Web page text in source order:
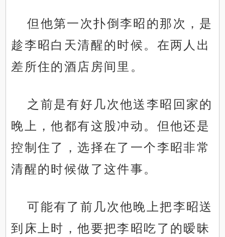
但他第一次扑倒李昭的那次，是
趁李昭白天清醒的时候。在两人出
差所住的酒店房间里。
之前是有好几次他送李昭回家的
晚上，他都有这股冲动。但他还是
控制住了，选择在了一个李昭非常
清醒的时候做了这件事。
可能有了前几次他晚上把李昭送
到床上时，他要把李昭吃了的暧昧